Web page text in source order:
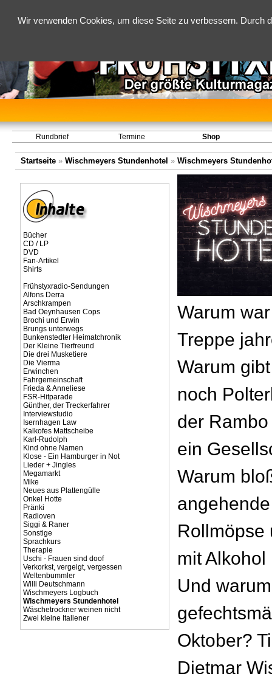
Wir verwenden Cookies, um diese Seite zu verbessern.
Rundbrief Termine Shop
Startseite» Wischmeyers Stundenhotel » Wischmeyers
Bücher
CD / LP
DVD
Fan-Artikel
Shirts
Frühstyxradio-Sendungen
Alfons Derra
Arschkrampen
Bad Oeynhausen Cops
Brochi und Erwin
Brungs unterwegs
Bunkenstedter Heimatchronik
Der Kleine Tierfreund
Die drei Musketiere
Die Vierma
Erwinchen
Fahrgemeinschaft
Frieda & Anneliese
FSR-Hitparade
Günther, der Treckerfahrer
Interviewstudio
Isernhagen Law
Kalkofes Mattscheibe
Karl-Rudolph
Kind ohne Namen
Klose - Ein Hamburger in Not
Lieder + Jingles
Megamarkt
Mike
Neues aus Plattengülle
Onkel Hotte
Pränki
Radioven
Siggi & Raner
Sonstige
Sprachkurs
Therapie
Uschi - Frauen sind doof
Verkorkst, vergeigt, vergessen
Weltenbummler
Willi Deutschmann
Wischmeyers Logbuch
Wischmeyers Stundenhotel
Wäschetrockner weinen nicht
Zwei kleine Italiener
Warum
Treppe
Warum
noch
der
ein
Warum
Rollmöpse
mit
Und
Oktober?
Dietmar